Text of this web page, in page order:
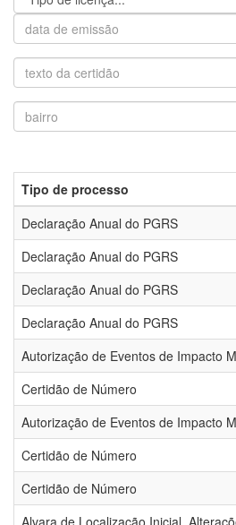
Tipo de processo
Declaração Anual do PGRS
Declaração Anual do PGRS
Declaração Anual do PGRS
Declaração Anual do PGRS
Autorização de Eventos de Impacto
Certidão de Número
Autorização de Eventos de Impacto
Certidão de Número
Certidão de Número
Alvara de Localização Inicial,